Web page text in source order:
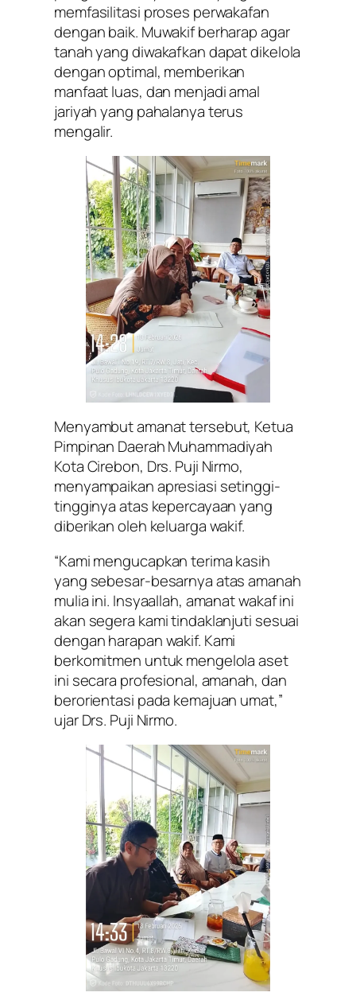
memfasilitasi proses perwakafan
dengan baik. Muwakif berharap agar
tanah yang diwakafkan dapat dikelola
dengan optimal, memberikan
manfaat luas, dan menjadi amal
jariyah yang pahalanya terus
mengalir.
Menyambut amanat tersebut, Ketua
Pimpinan Daerah Muhammadiyah
Kota Cirebon, Drs. Puji Nirmo,
menyampaikan apresiasi setinggi-
tingginya atas kepercayaan yang
diberikan oleh keluarga wakif.
“Kami mengucapkan terima kasih
yang sebesar-besarnya atas amanah
mulia ini. Insyaallah, amanat wakaf ini
akan segera kami tindaklanjuti sesuai
dengan harapan wakif. Kami
berkomitmen untuk mengelola aset
ini secara profesional, amanah, dan
berorientasi pada kemajuan umat,”
ujar Drs. Puji Nirmo.